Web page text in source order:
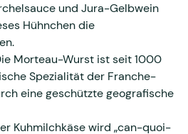
und Jura-Gelbwein
Hühnchen die
Morteau-Wurst ist seit 1000
Spezialität der Franche-
eine geschützte geografische
Kuhmilchkäse wird „can-quoi-